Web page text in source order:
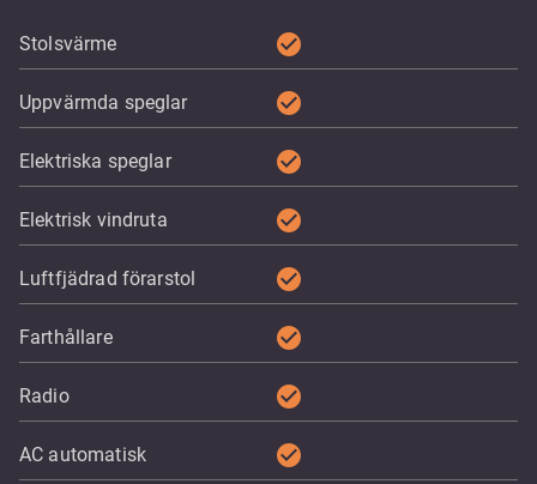
Stolsvärme check_circle
Uppvärmda speglar check_circle
Elektriska speglar check_circle
Elektrisk vindruta check_circle
Luftfjädrad förarstol check_circle
Farthållare check_circle
Radio check_circle
AC automatisk check_circle